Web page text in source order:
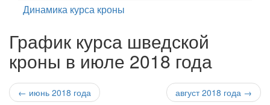
Динамика курса кроны
График курса шведской
кроны в июле 2018 года
← июнь 2018 года август 2018 года →